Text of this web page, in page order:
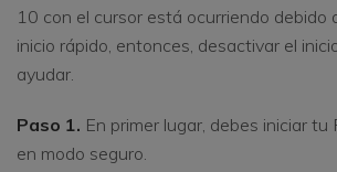
10 con el cursor está ocurriendo debido
inicio rápido, entonces, desactivar el
ayudar.
Paso 1. En primer lugar, debes iniciar
en modo seguro.